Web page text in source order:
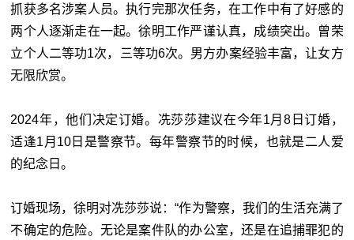
抓获多名涉案人员。执行完那次任务，在工作中有了好感的
两个人逐渐走在一起。徐明工作严谨认真，成绩突出。曾荣
立个人二等功1次，三等功6次。男方办案经验丰富，让女方
无限欣赏。
2024年，他们决定订婚。冼莎莎建议在今年1月8日订婚，
适逢1月10日是警察节。每年警察节的时候，也就是二人爱
的纪念日。
订婚现场，徐明对冼莎莎说：“作为警察，我们的生活充满了
不确定的危险。无论是案件队的办公室，还是在追捕罪犯的